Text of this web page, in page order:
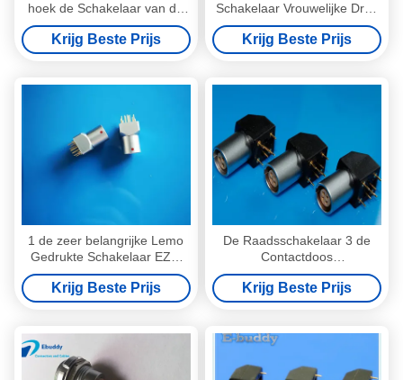
hoek de Schakelaar van de
Kringsraad, zetten PCB
Schakelaar op
Krijg Beste Prijs
Schakelaar Vrouwelijke Druk
van de Kringsraad de
Contactdoosschakelaar van
PCB
Krijg Beste Prijs
1 de zeer belangrijke Lemo
Gedrukte Schakelaar EZG
1B 5 de Contactdoos EZG 1B
305 van de Kringsraad van
Speldpcb
Krijg Beste Prijs
De Raadsschakelaar 3 de
Contactdoos
EPG.0B.303.CLN van de
Lemopcb Gedrukte Kring van
de Speldelleboog
Krijg Beste Prijs